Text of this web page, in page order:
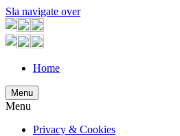
Sla navigate over
Home
Menu
Menu
Privacy & Cookies